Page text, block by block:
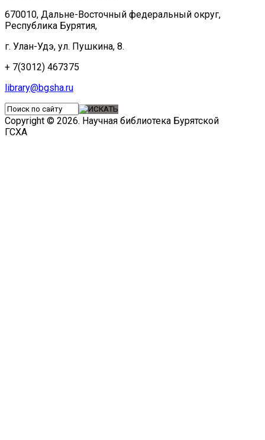
670010, Дальне-Восточный федеральный округ,
Республика Бурятия,
г. Улан-Удэ, ул. Пушкина, 8.
+ 7(3012) 467375
library@bgsha.ru
Copyright © 2026. Научная библиотека Бурятской
ГСХА